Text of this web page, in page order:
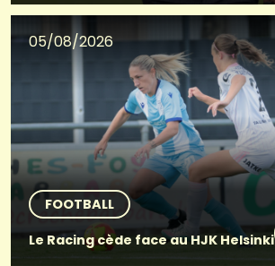
05/08/2026
FOOTBALL
Le Racing cède face au HJK Helsinki